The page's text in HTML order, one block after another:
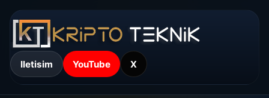
Iletisim YouTube X